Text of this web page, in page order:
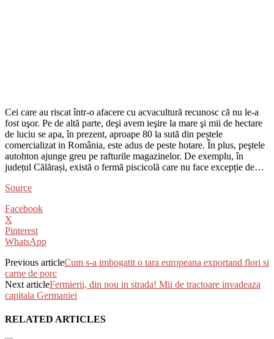
Cei care au riscat într-o afacere cu acvacultură recunosc că nu le-a
fost uşor. Pe de altă parte, deşi avem ieşire la mare şi mii de hectare
de luciu se apa, în prezent, aproape 80 la sută din peștele
comercializat in România, este adus de peste hotare. În plus, peştele
autohton ajunge greu pe rafturile magazinelor. De exemplu, în
județul Călărași, există o fermă piscicolă care nu face excepție de…
Source
Facebook
X
Pinterest
WhatsApp
Previous articleCum s-a imbogatit o tara europeana exportand flori si
carne de porc
Next articleFermierii, din nou in strada! Mii de tractoare invadeaza
capitala Germaniei
RELATED ARTICLES